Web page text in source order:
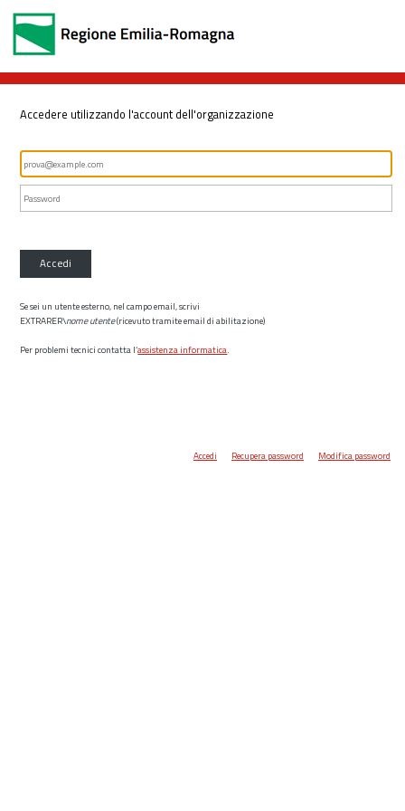
Accedere utilizzando l'account dell'organizzazione
Accedi
Se sei un utente esterno, nel campo email, scrivi
EXTRARER\nome utente(ricevuto tramite email di abilitazione)
Per problemi tecnici contatta l’assistenza informatica.
Accedi Recupera password Modifica password